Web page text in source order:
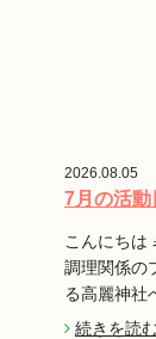
2026.08.05
7月の活動
こんにちは
調理関係の
る高麗神社
続きを読